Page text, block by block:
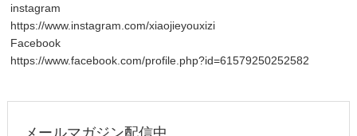
instagram
https://www.instagram.com/xiaojieyouxizi
Facebook
https://www.facebook.com/profile.php?id=61579250252582
メールマガジン配信中